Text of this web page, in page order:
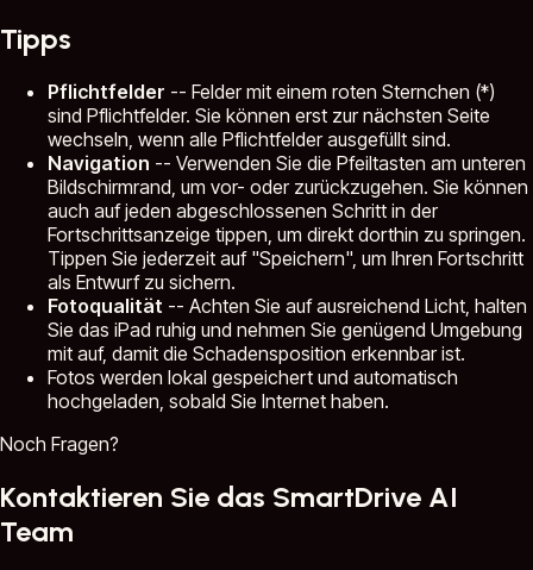
Tipps
Pflichtfelder -- Felder mit einem roten Sternchen (*)
sind Pflichtfelder. Sie können erst zur nächsten Seite
wechseln, wenn alle Pflichtfelder ausgefüllt sind.
Navigation -- Verwenden Sie die Pfeiltasten am unteren
Bildschirmrand, um vor- oder zurückzugehen. Sie können
auch auf jeden abgeschlossenen Schritt in der
Fortschrittsanzeige tippen, um direkt dorthin zu springen.
Tippen Sie jederzeit auf "Speichern", um Ihren Fortschritt
als Entwurf zu sichern.
Fotoqualität -- Achten Sie auf ausreichend Licht, halten
Sie das iPad ruhig und nehmen Sie genügend Umgebung
mit auf, damit die Schadensposition erkennbar ist.
Fotos werden lokal gespeichert und automatisch
hochgeladen, sobald Sie Internet haben.
Noch Fragen?
Kontaktieren Sie das SmartDrive AI
Team